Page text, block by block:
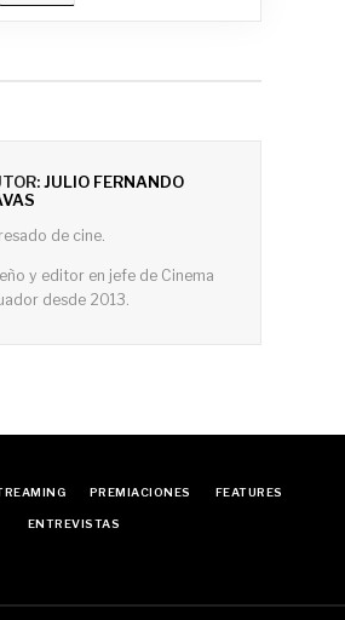
JULIO FERNANDO
de cine.
y editor en jefe de Cinema
desde 2013.
PREMIACIONES FEATURES
ENTREVISTAS